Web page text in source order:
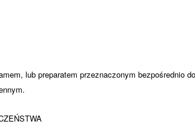
lub preparatem przeznaczonym bezpośrednio